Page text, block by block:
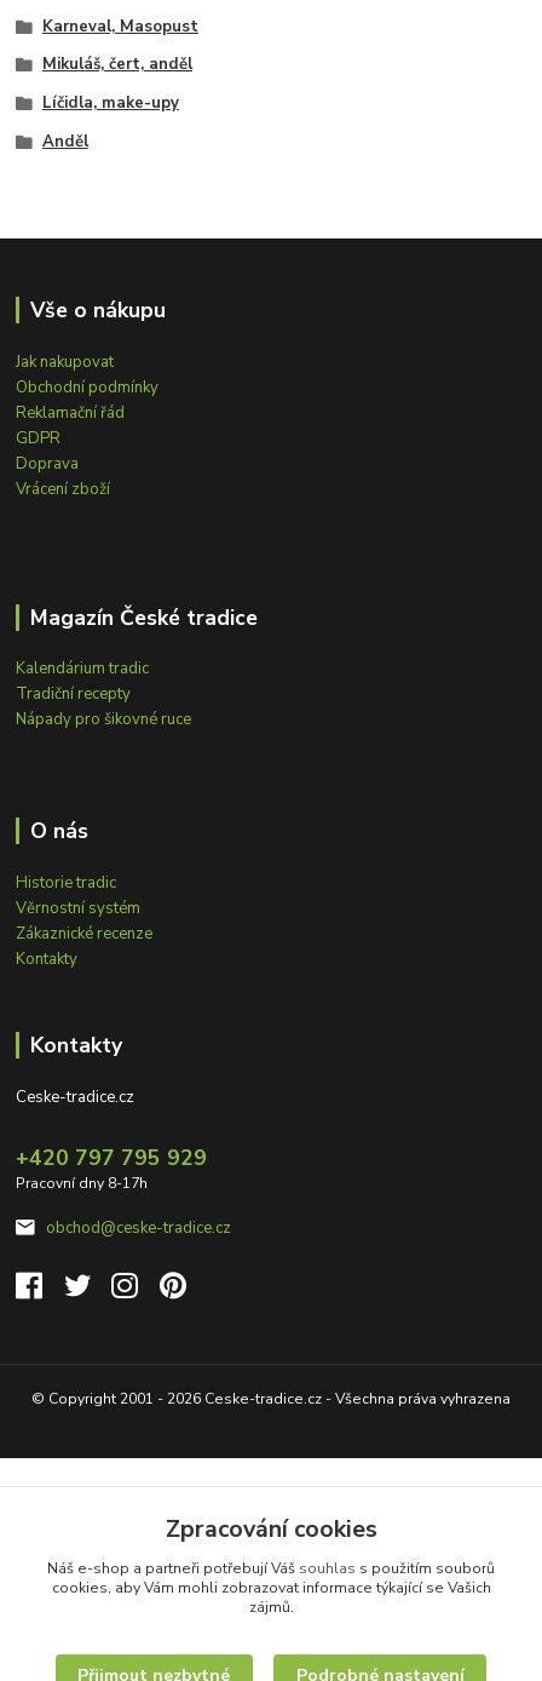
Karneval, Masopust
Mikuláš, čert, anděl
Líčidla, make-upy
Anděl
Vše o nákupu
Jak nakupovat
Obchodní podmínky
Reklamační řád
GDPR
Doprava
Vrácení zboží
Magazín České tradice
Kalendárium tradic
Tradiční recepty
Nápady pro šikovné ruce
O nás
Historie tradic
Věrnostní systém
Zákaznické recenze
Kontakty
Kontakty
Ceske-tradice.cz
+420 797 795 929
Pracovní dny 8-17h
obchod@ceske-tradice.cz
© Copyright 2001 - 2026 Ceske-tradice.cz - Všechna práva vyhrazena
Zpracování cookies
Náš e-shop a partneři potřebují Váš souhlas s použitím souborů
cookies, aby Vám mohli zobrazovat informace týkající se Vašich
zájmů.
Přijmout nezbytné Podrobné nastavení